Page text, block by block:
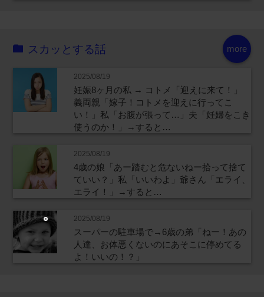
more
スカッとする話
2025/08/19
妊娠8ヶ月の私 → コトメ「迎えに来て！」
義両親「嫁子！コトメを迎えに行ってこ
い！」私「お腹が張って…」夫「妊婦をこき
使うのか！」→すると…
2025/08/19
4歳の娘「あー踏むと危ないねー拾って捨て
ていい？」私「いいわよ」爺さん「エライ、
エライ！」→すると…
2025/08/19
スーパーの駐車場で→6歳の弟「ねー！あの
人達、お体悪くないのにあそこに停めてる
よ！いいの！？」